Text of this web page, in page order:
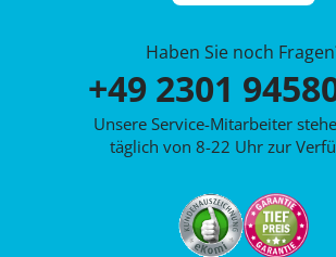
Haben Sie noch
+49 2301
Unsere Service-Mitarbeiter
täglich von 8-22 Uhr zur